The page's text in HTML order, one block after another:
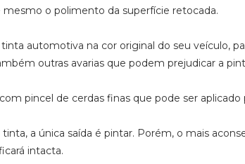
o polimento da superfície retocada.
tinta automotiva na cor original do seu veículo,
outras avarias que podem prejudicar a
pincel de cerdas finas que pode ser aplicado
a única saída é pintar. Porém, o mais
intacta.